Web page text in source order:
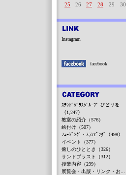
25
26 27 28 29 30
Instagram
facebook
ｽﾃﾝﾄﾞｸﾞﾗｽｸﾞﾙｰﾌﾟ びどりを
（1,247）
教室の紹介（576）
絵付け（507）
ﾌｭｰｼﾞﾝｸﾞ・ｽﾗﾝﾋﾟﾝｸﾞ（498）
イベント（377）
癒しのひととき（326）
サンドブラスト（312）
授業内容（299）
展覧会・出版・リンク・お...